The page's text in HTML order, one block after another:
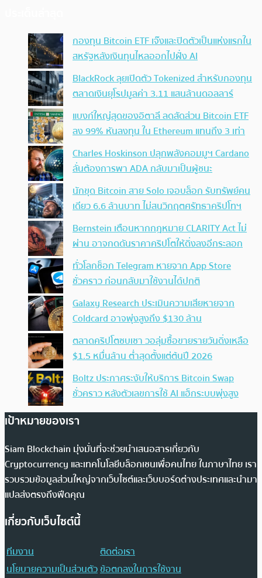
กองทุน Bitcoin ETF เจ๊งและปิดตัวเป็นแห่งแรกใน
สหรัฐหลังเงินทุนไหลออกไปฝั่ง AI
BlackRock ลุยเปิดตัว Tokenized สำหรับกองทุน
ตลาดเงินยุโรปมูลค่า 3.11 แสนล้านดอลลาร์
แบงก์ใหญ่สุดของอิตาลี ลดสัดส่วน Bitcoin ETF
ลง 99% หันลงทุน ใน Ethereum แทนถึง 3 เท่า
Charles Hoskinson ปลุกพลังคอมมูฯ Cardano
ลั่นต้องการพา ADA กลับมาเป็นผู้ชนะ
นักขุด Bitcoin สาย Solo เจอบล็อก รับทรัพย์คน
เดียว 6.6 ล้านบาท ไม่สนวิกฤตศรัทธาคริปโทฯ
Bernstein เตือนหากกฎหมาย CLARITY Act ไม่
ผ่าน อาจกดดันราคาคริปโตให้ดิ่งลงอีกระลอก
ทั่วโลกช็อก Telegram หายจาก App Store
ชั่วคราว ก่อนกลับมาใช้งานได้ปกติ
Galaxy Research ประเมินความเสียหายจาก
Coldcard อาจพุ่งสูงถึง $130 ล้าน
ตลาดคริปโตซบเซา วอลุ่มซื้อขายรายวันดิ่งเหลือ
$1.5 หมื่นล้าน ต่ำสุดตั้งแต่ต้นปี 2026
Boltz ประกาศระงับให้บริการ Bitcoin Swap
ชั่วคราว หลังตัวเลขการใช้ AI แฮ็กระบบพุ่งสูง
เป้าหมายของเรา
Siam Blockchain มุ่งมั่นที่จะช่วยนำเสนอสารเกี่ยวกับ
Cryptocurrency และเทคโนโลยีบล็อกเชนเพื่อคนไทย ในภาษาไทย เรา
รวบรวมข้อมูลส่วนใหญ่จากเว็บไซต์และเว็บบอร์ดต่างประเทศและนำมา
แปลส่งตรงถึงฟีดคุณ
เกี่ยวกับเว็บไซต์นี้
ทีมงาน
ติดต่อเรา
นโยบายความเป็นส่วนตัวข้อตกลงในการใช้งาน